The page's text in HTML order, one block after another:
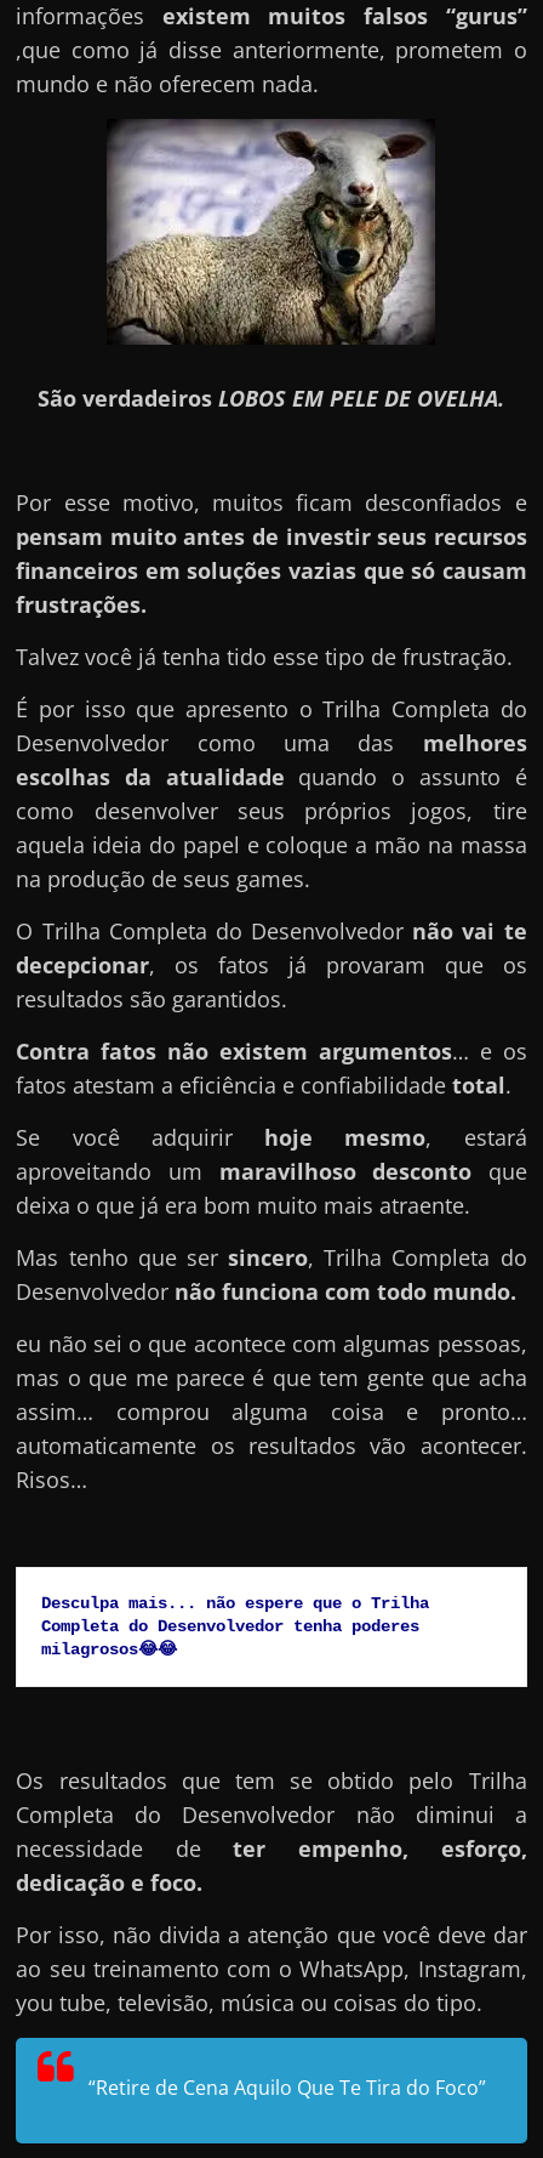
informações existem muitos falsos “gurus”
,que como já disse anteriormente, prometem o
mundo e não oferecem nada.
São verdadeirosLOBOS EM PELE DE OVELHA.
Por esse motivo, muitos ficam desconfiados e
pensam muito antes de investir seus recursos
financeiros em soluções vazias que só causam
frustrações.
Talvez você já tenha tido esse tipo de frustração.
É por isso que apresento o Trilha Completa do
Desenvolvedor como uma das melhores
escolhas da atualidade quando o assunto é
como desenvolver seus próprios jogos, tire
aquela ideia do papel e coloque a mão na massa
na produção de seus games.
O Trilha Completa do Desenvolvedor não vai te
decepcionar, os fatos já provaram que os
resultados são garantidos.
Contra fatos não existem argumentos… e os
fatos atestam a eficiência e confiabilidadetotal.
Se você adquirir hoje mesmo, estará
aproveitando um maravilhoso desconto que
deixa o que já era bom muito mais atraente.
Mas tenho que sersincero, Trilha Completa do
Desenvolvedor não funciona com todo mundo.
eu não sei o que acontece com algumas pessoas,
mas o que me parece é que tem gente que acha
assim… comprou alguma coisa e pronto…
automaticamente os resultados vão acontecer.
Risos…
Desculpa mais... não espere que o Trilha
Completa do Desenvolvedor tenha poderes
milagrosos😂😂
Os resultados que tem se obtido pelo Trilha
Completa do Desenvolvedor não diminui a
necessidade deter empenho, esforço,
dedicação e foco.
Por isso, não divida a atenção que você deve dar
ao seu treinamento com o WhatsApp, Instagram,
you tube, televisão, música ou coisas do tipo.
“Retire de Cena Aquilo Que Te Tira do Foco”